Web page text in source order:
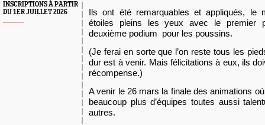
INSCRIPTIONS À PARTIR
DU 1ER JUILLET 2026
Ils ont été remarquables et appliqués, le
étoiles pleins les yeux avec le premier
deuxième podium pour les poussins.
(Je ferai en sorte que l’on reste tous les
dur est à venir. Mais félicitations à eux, ils
récompense.)
A venir le 26 mars la finale des animations
beaucoup plus d’équipes toutes aussi
autres.